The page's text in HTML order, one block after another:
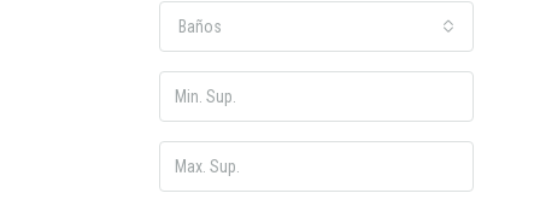
Baños